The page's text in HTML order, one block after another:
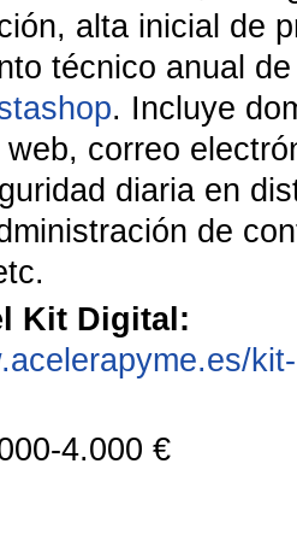
alta inicial de
técnico anual
. Incluye
correo
diaria en
de
Kit Digital:
4.000 €